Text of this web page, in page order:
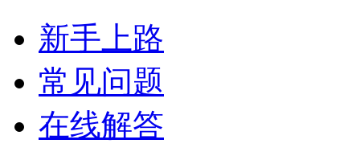
新手上路
常见问题
在线解答